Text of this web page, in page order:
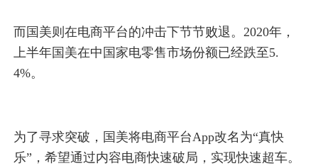
而国美则在电商平台的冲击下节节败退。2020年，
上半年国美在中国家电零售市场份额已经跌至5.
4%。
为了寻求突破，国美将电商平台App改名为“真快
乐”，希望通过内容电商快速破局，实现快速超车。